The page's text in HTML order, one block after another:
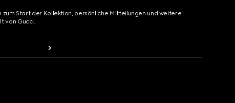
zum Start der Kollektion, persönliche Mitteilungen und weitere
von Gucci.